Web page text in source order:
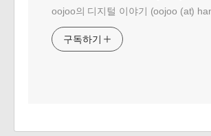
oojoo의 디지털 이야기 (oojoo (at)
구독하기